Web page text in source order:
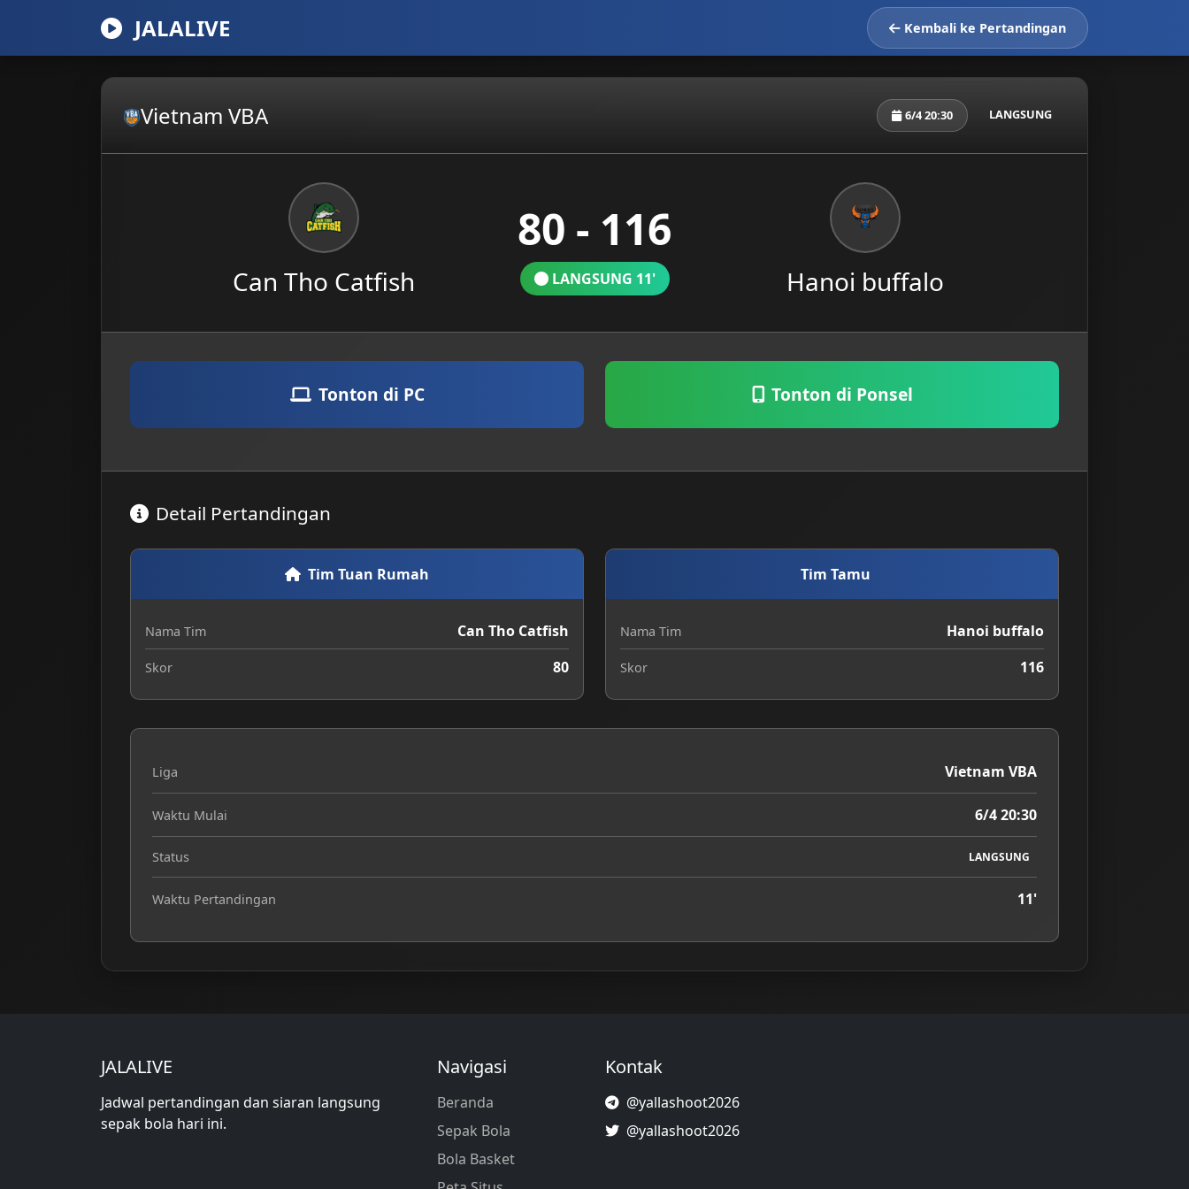
JALALIVE Kembali ke Pertandingan
Vietnam VBA 6/4 20:30 LANGSUNG
Can Tho Catfish
80 - 116
LANGSUNG 11' Hanoi buffalo
Tonton di PC Tonton di Ponsel
Detail Pertandingan
Tim Tuan Rumah
Nama Tim Can Tho Catfish
Skor 80
Tim Tamu
Nama Tim Hanoi buffalo
Skor 116
Liga Vietnam VBA
Waktu Mulai 6/4 20:30
Status LANGSUNG
Waktu Pertandingan 11'
JALALIVE
Jadwal pertandingan dan siaran langsung
sepak bola hari ini.
Navigasi
Beranda
Sepak Bola
Bola Basket
Kontak
@yallashoot2026
@yallashoot2026